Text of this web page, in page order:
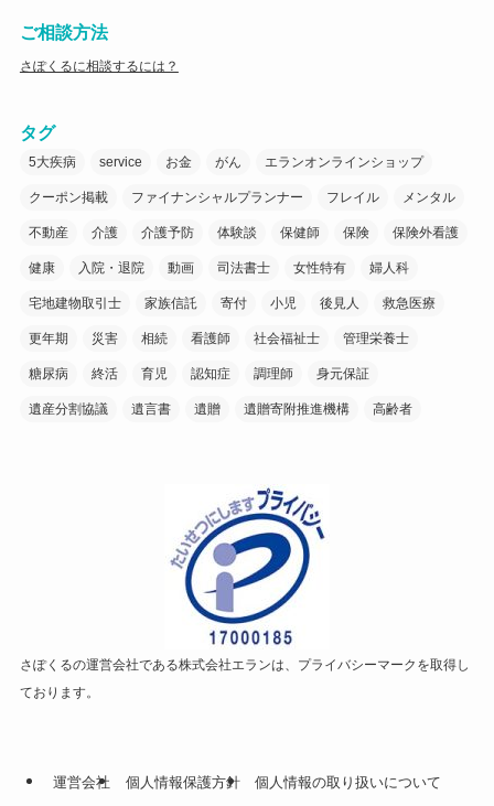
ご相談方法
さぽくるに相談するには？
タグ
5大疾病 service お金 がん エランオンラインショップ
クーポン掲載 ファイナンシャルプランナー フレイル メンタル
不動産 介護 介護予防 体験談 保健師 保険 保険外看護
健康 入院・退院 動画 司法書士 女性特有 婦人科
宅地建物取引士 家族信託 寄付 小児 後見人 救急医療
更年期 災害 相続 看護師 社会福祉士 管理栄養士
糖尿病 終活 育児 認知症 調理師 身元保証
遺産分割協議 遺言書 遺贈 遺贈寄附推進機構 高齢者
さぽくるの運営会社である株式会社エランは、プライバシーマークを取得し
ております。
運営会社 個人情報保護方針
個人情報の取り扱いについて